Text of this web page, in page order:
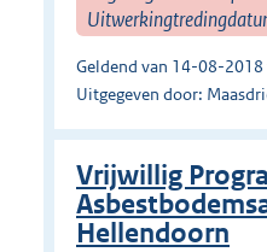
Geldend van 14-08-
Uitgegeven door:
Vrijwillig
Hellendoorn